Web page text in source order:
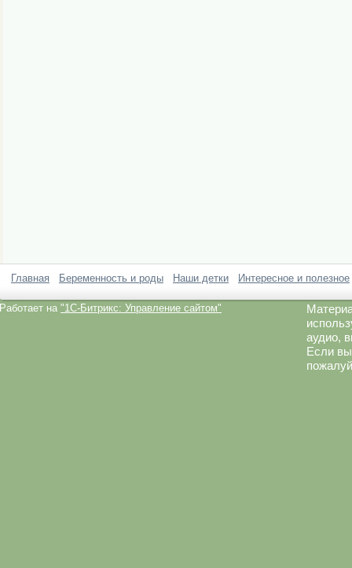
Главная Беременность и роды Наши детки Интересное и полезное
Работает на "1C-Битрикс: Управление сайтом"
аудио,
Если вы